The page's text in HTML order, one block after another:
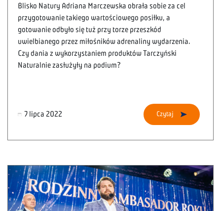
Blisko Natury Adriana Marczewska obrała sobie za cel
przygotowanie takiego wartościowego posiłku, a
gotowanie odbyło się tuż przy torze przeszkód
uwielbianego przez miłośników adrenaliny wydarzenia.
Czy dania z wykorzystaniem produktów Tarczyński
Naturalnie zasłużyły na podium?
7 lipca 2022 Czytaj